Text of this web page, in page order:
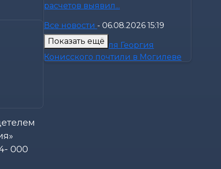
000
расчетов выявил...
Все новости - 06.08.2026 15:19
Память святителя Георгия
Конисского почтили в Могилеве
Показать ещё